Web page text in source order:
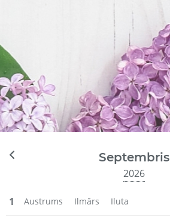
Septembris
2026
1 Austrums Ilmārs Iluta